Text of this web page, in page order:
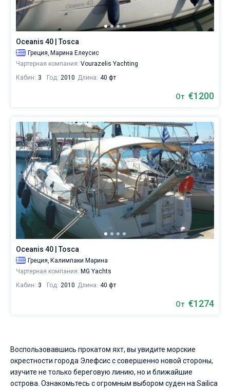
каталоге
яхт
вы
найдете
как
для
любителей
спокойного
отдыха,
так
для
яхтсменов,
которые
представляют
себе
жизни
без
паруса.
Ближайшие
Oceanis 40 | Tosca
Греция, Марина Елеусис
Чартерная компания: Vourazelis Yachting
Кабин: 3 Год: 2010 Длина: 40 фт
От €1200
Oceanis 40 | Tosca
Греция, Калимпаки Марина
Чартерная компания: MG Yachts
Кабин: 3 Год: 2010 Длина: 40 фт
От €1274
Воспользовавшись прокатом яхт, вы увидите морские
окрестности города Элефсис с совершенно новой стороны,
изучите не только береговую линию, но и ближайшие
острова. Ознакомьтесь с огромным выбором суден на Sailica
Без шкипера
Со шкипером
Показать(3)